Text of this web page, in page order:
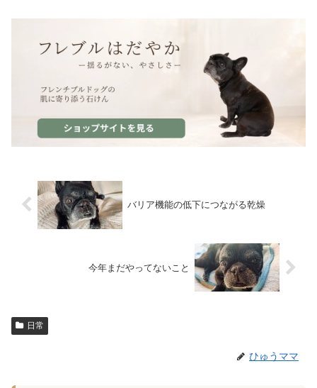
バリア機能の低下につながる乾燥
今年まだやってないこと
日常
ひゅうママ